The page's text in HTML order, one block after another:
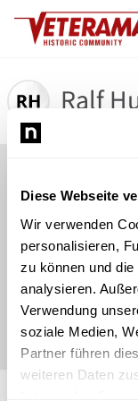
Diese Webseite
Wir verwenden
personalisieren,
zu können und
analysieren.
Verwendung
soziale Medien,
Partner führen
weiteren Daten
Ralf
©Newsload /System